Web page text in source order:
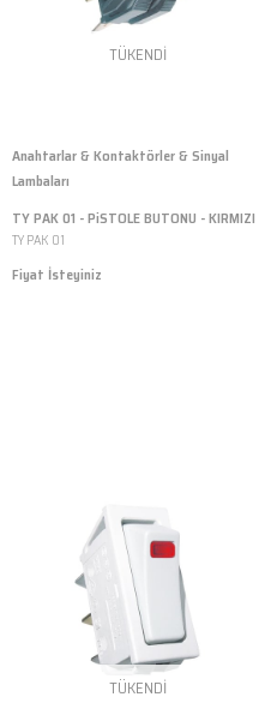
TÜKENDI
Anahtarlar & Kontaktörler & Sinyal
Lambaları
TY PAK 01 - PiSTOLE BUTONU - KIRMIZI
TY PAK 01
Fiyat İsteyiniz
TÜKENDI